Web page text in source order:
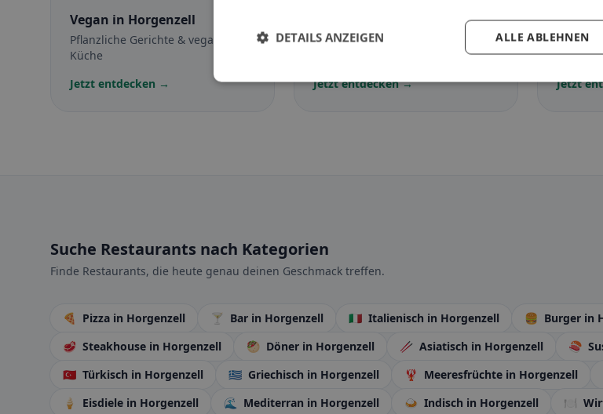
Vegan in Horgenzell
Pflanzliche Gerichte & vegane
Küche
Jetzt entdecken →
in Horgenzell
Fleischlose Gerichte &
Jetzt entdecken →
Jetzt
Suche Restaurants nach Kategorien
Finde Restaurants, die heute genau deinen Geschmack treffen.
🍕 Pizza in Horgenzell 🍸 Bar in Horgenzell 🇮🇹 Italienisch in Horgenzell 🍔 Burger in
🥩 Steakhouse in Horgenzell 🥙 Döner in Horgenzell 🥢 Asiatisch in Horgenzell 🍣
🇹🇷 Türkisch in Horgenzell 🇬🇷 Griechisch in Horgenzell 🦞 Meeresfrüchte in Horgenzell
🍦
Eisdiele in Horgenzell 🌊 Mediterran in Horgenzell 🍛 Indisch in Horgenzell 🍽️
ALLE ABLEHNEN
DETAILS ANZEIGEN